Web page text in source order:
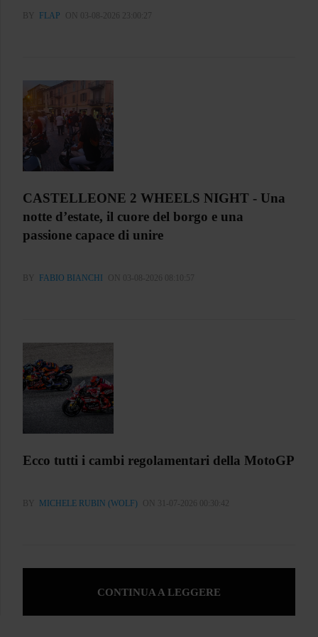
BY FLAP ON 03-08-2026 23:00:27
CASTELLEONE 2 WHEELS NIGHT - Una
notte d’estate, il cuore del borgo e una
passione capace di unire
BY FABIO BIANCHI ON 03-08-2026 08:10:57
Ecco tutti i cambi regolamentari della MotoGP
BY MICHELE RUBIN (WOLF) ON 31-07-2026 00:30:42
CONTINUA A LEGGERE